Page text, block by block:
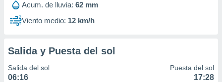
Acum. de lluvia: 62 mm
Viento medio: 12 km/h
Salida y Puesta del sol
Salida del sol
06:16
Puesta del sol
17:28